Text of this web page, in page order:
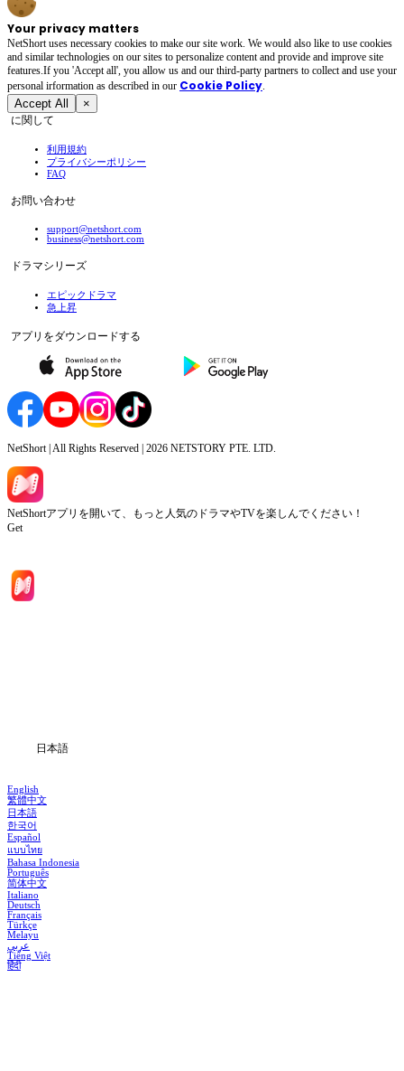
Your privacy matters
NetShort uses necessary cookies to make our site work. We would also like to use cookies
and similar technologies on our sites to personalize content and provide and improve site
features.If you 'Accept all', you allow us and our third-party partners to collect and use your
personal irformation as described in our Cookie Policy.
Accept All ×
に関して
利用規約
プライバシーポリシー
FAQ
お問い合わせ
support@netshort.com
business@netshort.com
ドラマシリーズ
エピックドラマ
急上昇
アプリをダウンロードする
NetShort | All Rights Reserved | 2026 NETSTORY PTE. LTD.
NetShortアプリを開いて、もっと人気のドラマやTVを楽しんでください！
Get
日本語
English
繁體中文
日本語
한국어
Español
แบบไทย
Bahasa Indonesia
Português
简体中文
Italiano
Deutsch
Français
Türkçe
Melayu
عربي
Tiếng Việt
हिंदी